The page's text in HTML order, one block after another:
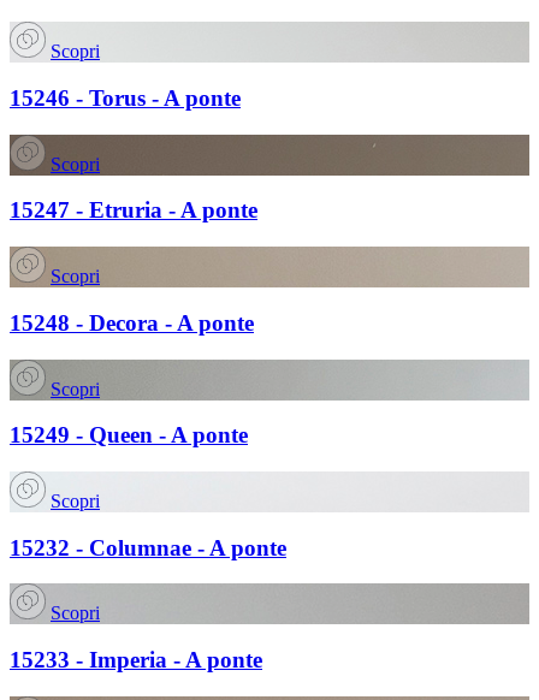
Scopri
15246 - Torus - A ponte
Scopri
15247 - Etruria - A ponte
Scopri
15248 - Decora - A ponte
Scopri
15249 - Queen - A ponte
Scopri
15232 - Columnae - A ponte
Scopri
15233 - Imperia - A ponte